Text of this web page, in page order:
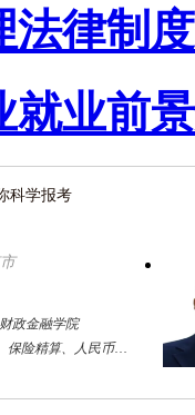
法律制
就业前
科学报考
财政金融学院
险精算、人民币国际化